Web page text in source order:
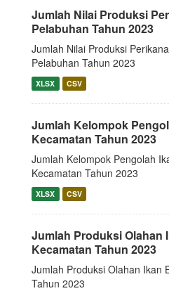
Jumlah Nilai Produksi
Pelabuhan Tahun 2023
Jumlah Nilai Produksi
Pelabuhan Tahun 2023
XLSX CSV
Jumlah Kelompok
Kecamatan Tahun 2023
Jumlah Kelompok Pengolah
Kecamatan Tahun 2023
XLSX CSV
Jumlah Produksi Olahan
Kecamatan Tahun 2023
Jumlah Produksi Olahan Ikan
Tahun 2023